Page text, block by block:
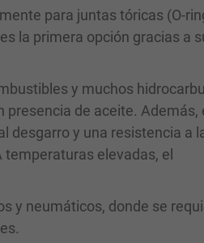
para juntas tóricas (O-
la primera opción gracias a
y muchos
presencia de aceite. Además,
desgarro y una resistencia a
temperaturas elevadas, el
y neumáticos, donde se